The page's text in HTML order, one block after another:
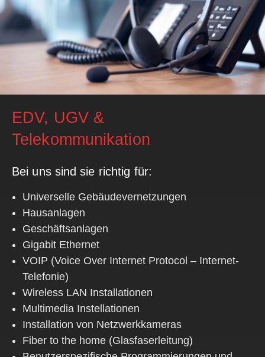
EDV, UGV &
Telekommunikation
Bei uns sind sie richtig für:
Universelle Gebäudevernetzungen
Hausanlagen
Geschäftsanlagen
Gigabit Ethernet
VOIP (Voice Over Internet Protocol – Internet-
Telefonie)
Wireless LAN Installationen
Multimedia Instellationen
Installation von Netzwerkkameras
Fiber to the home (Glasfaserleitung)